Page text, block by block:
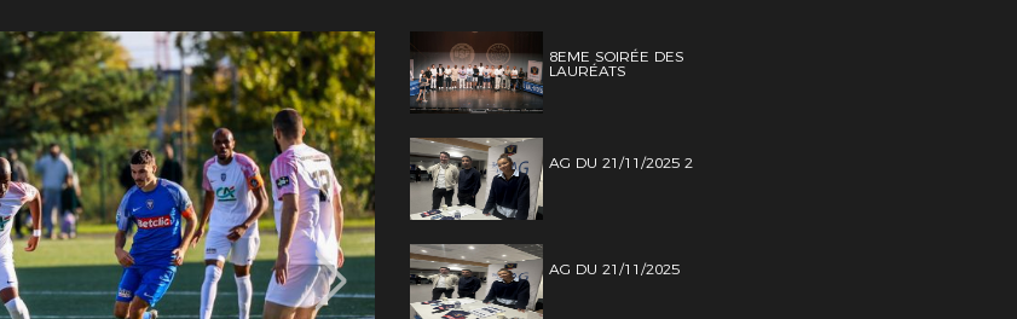
8EME SOIRÉE DES
LAURÉATS
AG DU 21/11/2025 2
AG DU 21/11/2025